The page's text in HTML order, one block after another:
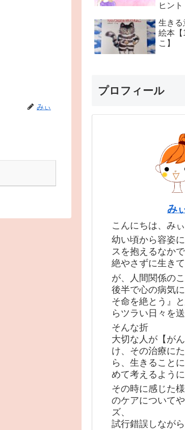
みぃ
ヒント
生きる
絵本【
こ】
プロフィール
み
こんにちは、みぃ
幼い頃から容姿
スを抱えるなか
絶やさずに生きて
が、人間関係の
後半で心の病気
そ命を絶とう』
らツラい日々を
そんな折
大切な人が【が
け、その治療に
ら、生きること
めて考えるように
その時に感じた
のケアについて
ズ、
試行錯誤しなが